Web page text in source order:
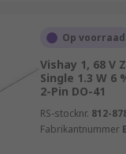
Op voorraad
Vishay 1, 68 V
Single 1.3 W 6
2-Pin DO-41
RS-stocknr. 812-
Fabrikantnummer